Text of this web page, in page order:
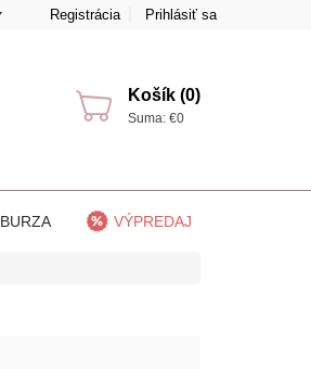
Registrácia Prihlásiť sa
Košík (0)
Suma: €0
BURZA VÝPREDAJ